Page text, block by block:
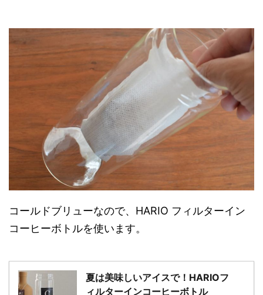
コールドブリューなので、HARIO フィルターイン
コーヒーボトルを使います。
夏は美味しいアイスで！HARIOフ
ィルターインコーヒーボトル